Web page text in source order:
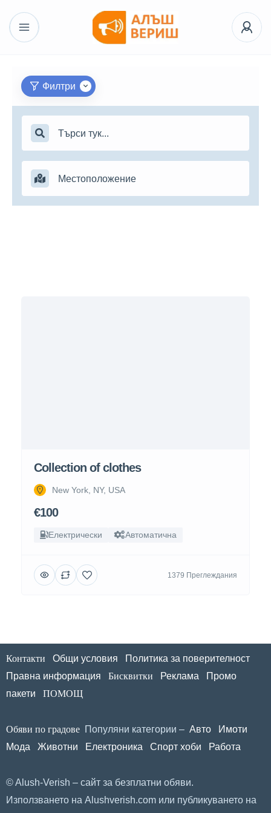
Филтри
Collection of clothes
New York, NY, USA
€100
Електрически Автоматична
1379 Преглеждания
Контакти Общи условия
Политика за поверителност
Правна информация
Бисквитки Реклама
Промо
пакети
ПОМОЩ
Обяви по градове Популяни категории – Авто
Имоти
Мода
Животни Електроника Спорт хоби Работа
© Alush-Verish – сайт за безплатни обяви.
Използването на Alushverish.com или публикуването на